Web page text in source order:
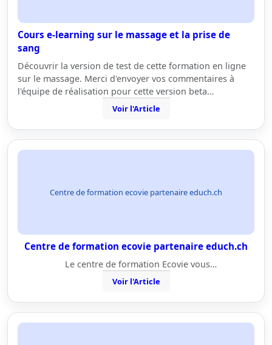
Cours e-learning sur le massage et la prise de
sang
Découvrir la version de test de cette formation en ligne
sur le massage. Merci d'envoyer vos commentaires à
l'équipe de réalisation pour cette version beta…
Voir l'Article
Centre de formation ecovie partenaire educh.ch
Centre de formation ecovie partenaire educh.ch
Le centre de formation Ecovie vous…
Voir l'Article